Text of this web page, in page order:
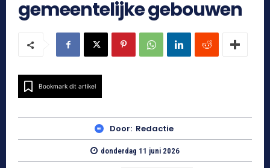
gemeentelijke gebouwen
Bookmark dit artikel
Door: Redactie
donderdag 11 juni 2026